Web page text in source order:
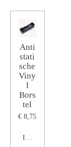
Anti
stati
sche
Viny
l
Bors
tel
€ 8,75
In winkelwagen